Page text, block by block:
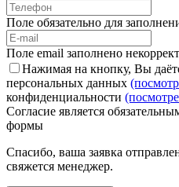
Поле обязательно для
Поле email заполнено
Нажимая на кнопку, Вы
персональных данных
конфиденциальности
Согласие является
формы
Спасибо, ваша заявка
свяжется менеджер.